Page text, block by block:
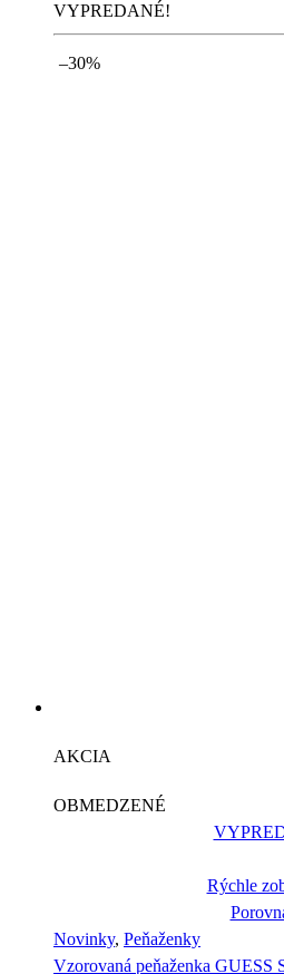
VYPREDANÉ!
–30%
AKCIA
OBMEDZENÉ
Rýchle
Novinky, Peňaženky
Vzorovaná peňaženka GUESS